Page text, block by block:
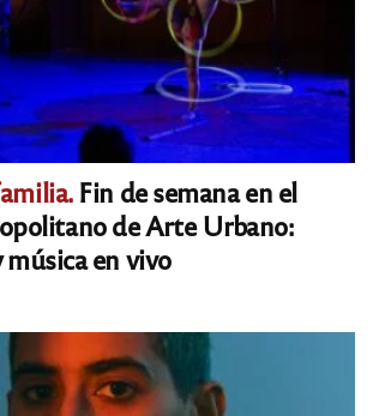
Fin de semana en el
de Arte Urbano:
en vivo